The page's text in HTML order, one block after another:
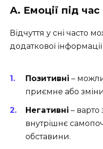
А. Емоції під час
Відчуття у сні часто
додаткової
Позитивні –
приємне або
Негативні –
внутрішнє
обставини.